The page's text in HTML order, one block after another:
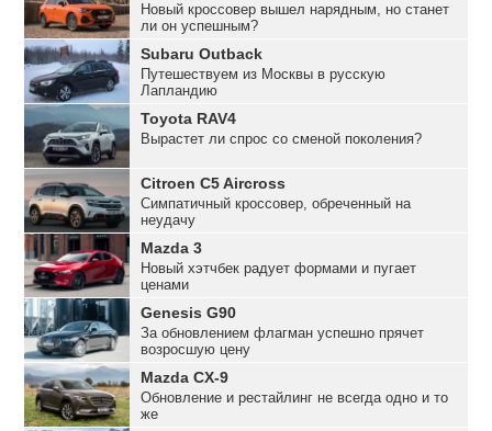
Новый кроссовер вышел нарядным, но станет
ли он успешным?
Subaru Outback
Путешествуем из Москвы в русскую
Лапландию
Toyota RAV4
Вырастет ли спрос со сменой поколения?
Citroen C5 Aircross
Симпатичный кроссовер, обреченный на
неудачу
Mazda 3
Новый хэтчбек радует формами и пугает
ценами
Genesis G90
За обновлением флагман успешно прячет
возросшую цену
Mazda CX-9
Обновление и рестайлинг не всегда одно и то
же